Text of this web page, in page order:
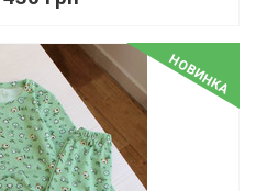
НОВИНКА